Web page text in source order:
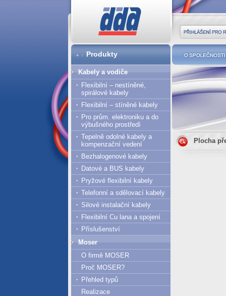
Plocha
O
Produkty
Kabely a vodiče
Flexibilní – nestíněné,
spirálové kabely
Flexibilní – stíněné kabely
Pro prům. elektroniku a do
výbušného prostředí
Tepelně odolné kabely a
kompenzační vedení
Bezhalogenové kabely
Datové a BUS kabely
Pryžové flexibilní kabely
Telefonní a sdělovací kabely
Silové instalační kabely
Flexibilní Cu lana a spojení
Příslušenství
Moser
O firmě MOSER
Proč MOSER?
Přehled typů
Realizace
Přihlášení pro